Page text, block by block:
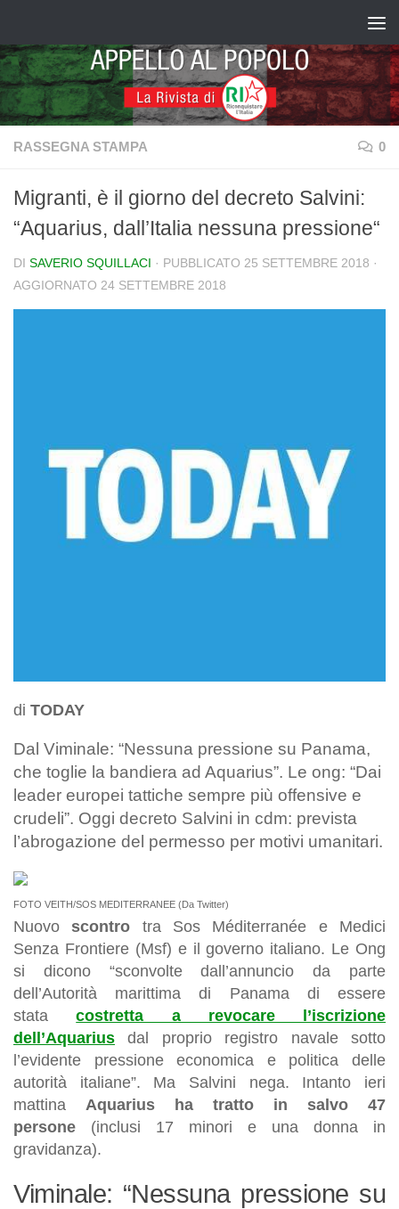
RASSEGNA STAMPA 0
Migranti, è il giorno del decreto Salvini:
“Aquarius, dall’Italia nessuna pressione“
DI SAVERIO SQUILLACI · PUBBLICATO 25 SETTEMBRE 2018 ·
AGGIORNATO 24 SETTEMBRE 2018
di TODAY
Dal Viminale: “Nessuna pressione su Panama,
che toglie la bandiera ad Aquarius”. Le ong: “Dai
leader europei tattiche sempre più offensive e
crudeli”. Oggi decreto Salvini in cdm: prevista
l’abrogazione del permesso per motivi umanitari.
FOTO VEITH/SOS MEDITERRANEE (Da Twitter)
Nuovo scontro tra Sos Méditerranée e Medici
Senza Frontiere (Msf) e il governo italiano. Le Ong
si dicono “sconvolte dall’annuncio da parte
dell’Autorità marittima di Panama di essere
statacostretta a revocare l’iscrizione
dell’Aquarius dal proprio registro navale sotto
l’evidente pressione economica e politica delle
autorità italiane”. Ma Salvini nega. Intanto ieri
mattina Aquarius ha tratto in salvo 47
persone (inclusi 17 minori e una donna in
gravidanza).
Viminale: “Nessuna pressione su